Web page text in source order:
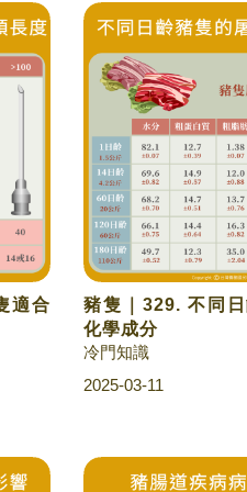
適合
豬隻｜329. 不同
化學成分
冷門知識
2025-03-11